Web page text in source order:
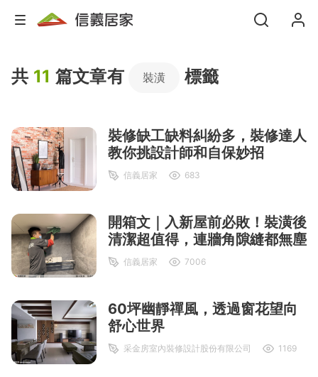
共 11 篇文章有 裝潢 標籤
裝修缺工缺料糾紛多，裝修達人
教你挑設計師和自保妙招
信義居家 683
開箱文｜入新屋前必敗！裝潢後
清潔超值得，連牆角隙縫都無塵
信義居家 7006
60坪幽靜禪風，透過窗花望向
舒心世界
采金房室內裝修設計股份有限公司 1169